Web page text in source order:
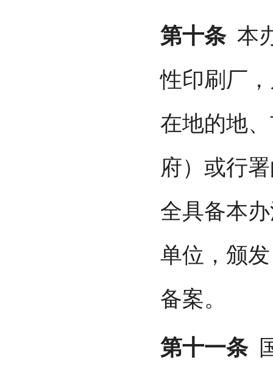
第十条本
性印刷厂
在地的地
府）或行
全具备本
单位，颁
备案。
第十一条